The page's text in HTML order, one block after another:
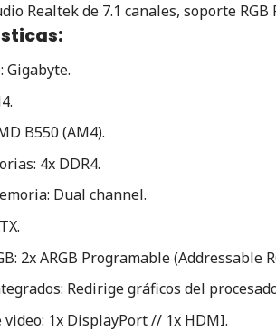
Realtek de 7.1 canales, soporte RGB
Gigabyte.
B550 (AM4).
4x DDR4.
Dual channel.
2x ARGB Programable (Addressable
Redirige gráficos del
video: 1x DisplayPort // 1x HDMI.